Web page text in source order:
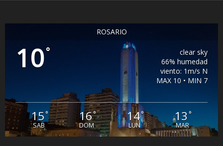
ROSARIO
10°
clear sky
66% humedad
viento: 1m/s N
MAX 10 • MIN 7
15°
SAB
16°
DOM
14°
LUN
13 °
MAR